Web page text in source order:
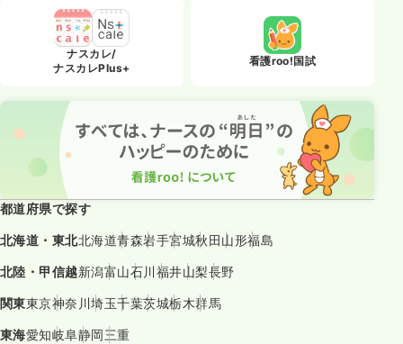
ナスカレ/
ナスカレPlus+
看護roo!国試
都道府県で探す
北海道・東北北海道青森岩手宮城秋田山形福島
北陸・甲信越新潟富山石川福井山梨長野
関東東京神奈川埼玉千葉茨城栃木群馬
東海愛知岐阜静岡三重